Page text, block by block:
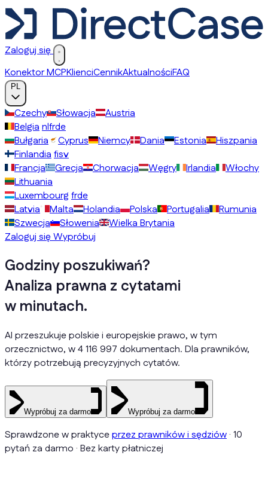
Zaloguj się
Konektor MCPKlienciCennikAktualnościFAQ
Czechy Słowacja
Austria
Belgianlfrde
Bułgaria
Cyprus Niemcy Dania Estonia
Hiszpania
Finlandiafisv
Francja
Grecja Chorwacja Węgry Irlandia
Włochy
Lithuania
Luxembourg frde
Latvia
Malta Holandia Polska Portugalia
Rumunia
Szwecja
Słowenia
Wielka Brytania
Zaloguj sięWypróbuj
Godziny poszukiwań?
Analiza prawna z cytatami
w minutach.
AI przeszukuje polskie i europejskie prawo, w tym
orzecznictwo, w 4 116 997 dokumentach. Dla prawników,
którzy potrzebują precyzyjnych cytatów.
Wypróbuj za darmo Wypróbuj za darmo
Sprawdzone w praktyceprzez prawników i sędziów · 10
pytań za darmo · Bez karty płatniczej